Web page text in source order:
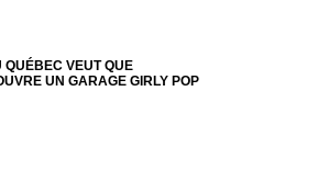
QUÉBEC VEUT QUE
UN GARAGE GIRLY POP